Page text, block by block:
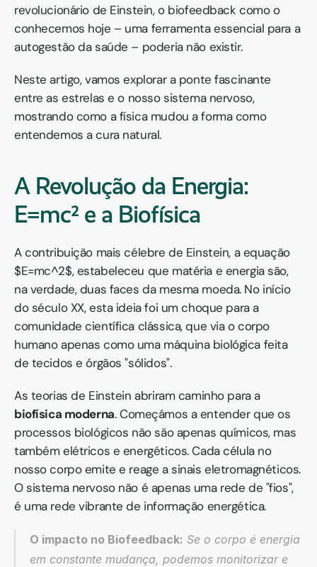
revolucionário de Einstein, o biofeedback como o
conhecemos hoje – uma ferramenta essencial para a
autogestão da saúde – poderia não existir.
Neste artigo, vamos explorar a ponte fascinante
entre as estrelas e o nosso sistema nervoso,
mostrando como a física mudou a forma como
entendemos a cura natural.
A Revolução da Energia:
E=mc² e a Biofísica
A contribuição mais célebre de Einstein, a equação
$E=mc^2$, estabeleceu que matéria e energia são,
na verdade, duas faces da mesma moeda. No início
do século XX, esta ideia foi um choque para a
comunidade científica clássica, que via o corpo
humano apenas como uma máquina biológica feita
de tecidos e órgãos "sólidos".
As teorias de Einstein abriram caminho para a
biofísica moderna. Começámos a entender que os
processos biológicos não são apenas químicos, mas
também elétricos e energéticos. Cada célula no
nosso corpo emite e reage a sinais eletromagnéticos.
O sistema nervoso não é apenas uma rede de "fios",
é uma rede vibrante de informação energética.
O impacto no Biofeedback: Se o corpo é energia
em constante mudança, podemos monitorizar e